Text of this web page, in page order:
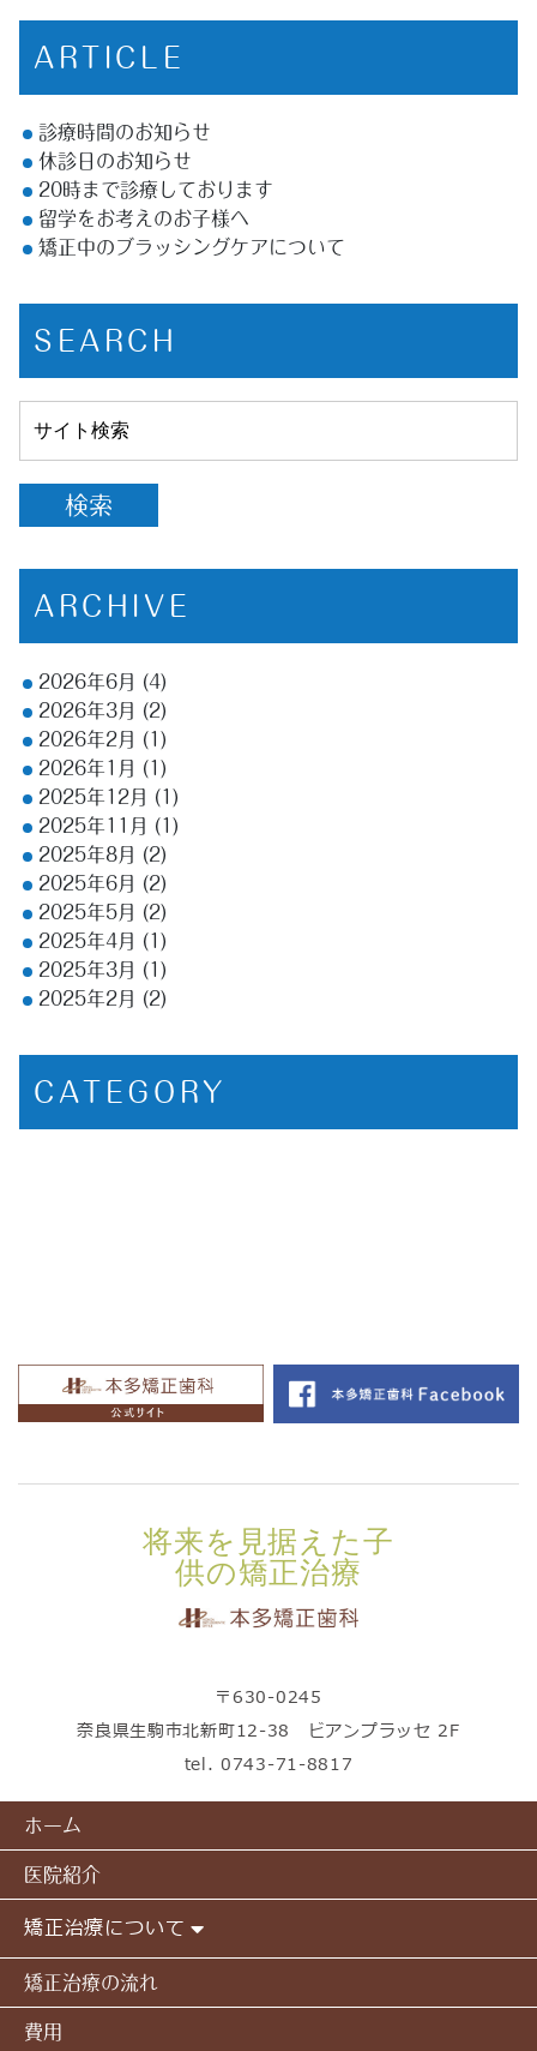
ARTICLE
診療時間のお知らせ
休診日のお知らせ
20時まで診療しております
留学をお考えのお子様へ
矯正中のブラッシングケアについて
SEARCH
ARCHIVE
2026年6月
(4)
2026年3月
(2)
2026年2月
(1)
2026年1月
(1)
2025年12月
(1)
2025年11月
(1)
2025年8月
(2)
2025年6月
(2)
2025年5月
(2)
2025年4月
(1)
2025年3月
(1)
2025年2月
(2)
CATEGORY
将来を見据えた子
供の矯正治療
〒630-0245
奈良県生駒市北新町12-38 ビアンプラッセ 2F
tel.0743-71-8817
ホーム
医院紹介
矯正治療について
矯正治療の流れ
費用